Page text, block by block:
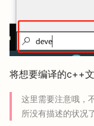
将想要编译的c++
这里需要注意哦，
所没有描述的状况